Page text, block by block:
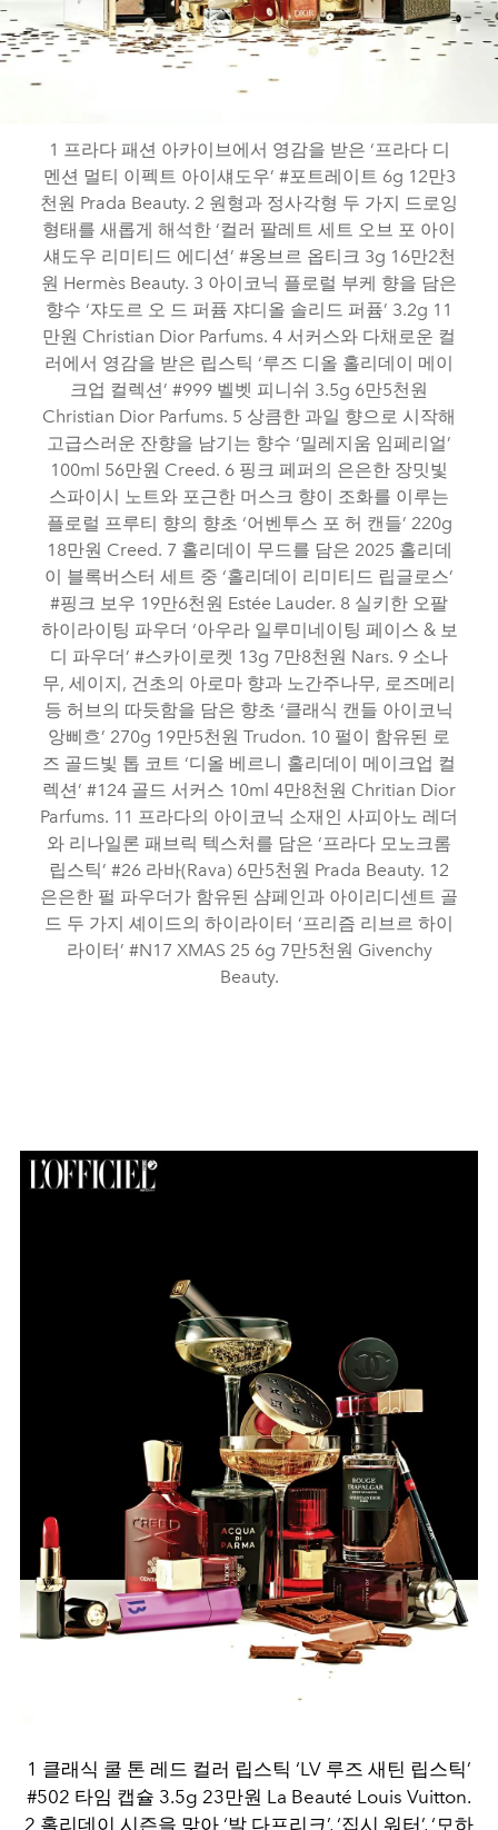
1 프라다 패션 아카이브에서 영감을 받은 ‘프라다 디
멘션 멀티 이펙트 아이섀도우’ #포트레이트 6g 12만3
천원 Prada Beauty. 2 원형과 정사각형 두 가지 드로잉
형태를 새롭게 해석한 ‘컬러 팔레트 세트 오브 포 아이
섀도우 리미티드 에디션’ #옹브르 옵티크 3g 16만2천
원 Hermès Beauty. 3 아이코닉 플로럴 부케 향을 담은
향수 ‘쟈도르 오 드 퍼퓸 쟈디올 솔리드 퍼퓸’ 3.2g 11
만원 Christian Dior Parfums. 4 서커스와 다채로운 컬
러에서 영감을 받은 립스틱 ‘루즈 디올 홀리데이 메이
크업 컬렉션’ #999 벨벳 피니쉬 3.5g 6만5천원
Christian Dior Parfums. 5 상큼한 과일 향으로 시작해
고급스러운 잔향을 남기는 향수 ‘밀레지움 임페리얼’
100ml 56만원 Creed. 6 핑크 페퍼의 은은한 장밋빛
스파이시 노트와 포근한 머스크 향이 조화를 이루는
플로럴 프루티 향의 향초 ‘어벤투스 포 허 캔들’ 220g
18만원 Creed. 7 홀리데이 무드를 담은 2025 홀리데
이 블록버스터 세트 중 ‘홀리데이 리미티드 립글로스’
#핑크 보우 19만6천원 Estée Lauder. 8 실키한 오팔
하이라이팅 파우더 ‘아우라 일루미네이팅 페이스 & 보
디 파우더’ #스카이로켓 13g 7만8천원 Nars. 9 소나
무, 세이지, 건초의 아로마 향과 노간주나무, 로즈메리
등 허브의 따듯함을 담은 향초 ‘클래식 캔들 아이코닉
앙삐흐’ 270g 19만5천원 Trudon. 10 펄이 함유된 로
즈 골드빛 톱 코트 ‘디올 베르니 홀리데이 메이크업 컬
렉션’ #124 골드 서커스 10ml 4만8천원 Chritian Dior
Parfums. 11 프라다의 아이코닉 소재인 사피아노 레더
와 리나일론 패브릭 텍스처를 담은 ‘프라다 모노크롬
립스틱’ #26 라바(Rava) 6만5천원 Prada Beauty. 12
은은한 펄 파우더가 함유된 샴페인과 아이리디센트 골
드 두 가지 셰이드의 하이라이터 ‘프리즘 리브르 하이
라이터’ #N17 XMAS 25 6g 7만5천원 Givenchy
Beauty.
1 클래식 쿨 톤 레드 컬러 립스틱 ‘LV 루즈 새틴 립스틱’
#502 타임 캡슐 3.5g 23만원 La Beauté Louis Vuitton.
2 홀리데이 시즌을 맞아 ‘발 다프리크’, ‘집시 워터’, ‘모하